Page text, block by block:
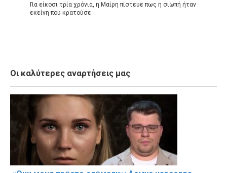
Για είκοσι τρία χρόνια, η Μαίρη πίστευε πως η σιωπή ήταν
εκείνη που κρατούσε
Οι καλύτερες αναρτήσεις μας